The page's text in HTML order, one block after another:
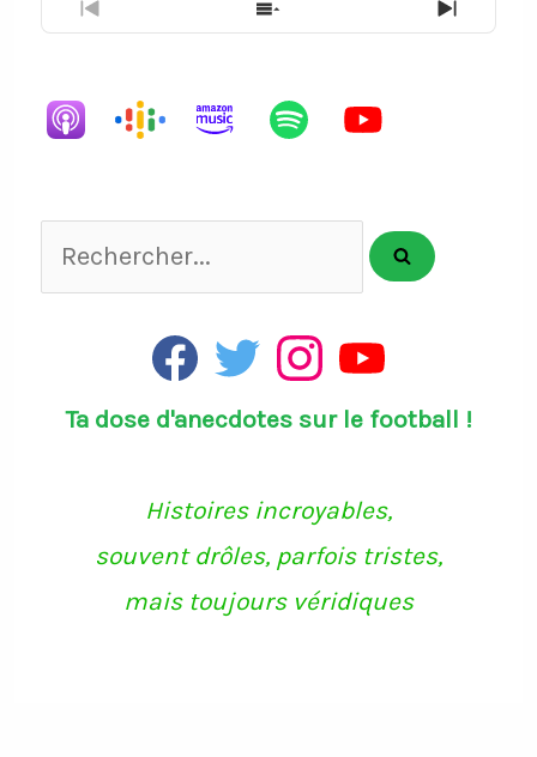
Previous
Episode
Show
Episodes
Next
Episode
Rechercher...
F
a
e
w
t
I
n
t
m
Y
T
Ta dose d'anecdotes sur le football !
Histoires incroyables,
souvent drôles, parfois tristes,
mais toujours véridiques